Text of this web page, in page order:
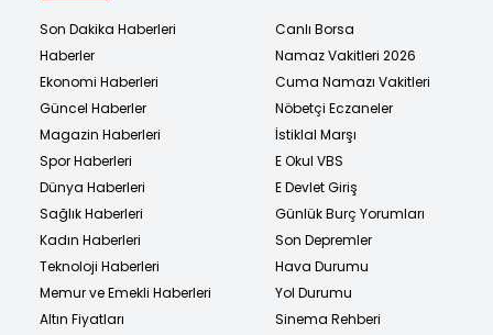
Son Dakika Haberleri
Haberler
Ekonomi Haberleri
Güncel Haberler
Magazin Haberleri
Spor Haberleri
Dünya Haberleri
Sağlık Haberleri
Kadın Haberleri
Teknoloji Haberleri
Memur ve Emekli Haberleri
Altın Fiyatları
Canlı Borsa
Namaz Vakitleri 2026
Cuma Namazı Vakitleri
Nöbetçi Eczaneler
İstiklal Marşı
E Okul VBS
E Devlet Giriş
Günlük Burç Yorumları
Son Depremler
Hava Durumu
Yol Durumu
Sinema Rehberi